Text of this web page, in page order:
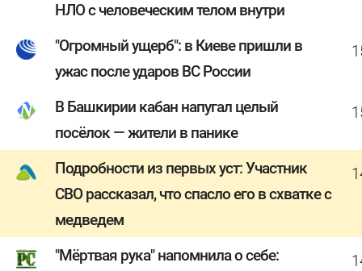
НЛО с человеческим телом внутри
"Огромный ущерб": в Киеве пришли в
ужас после ударов ВС России
В Башкирии кабан напугал целый
посёлок — жители в панике
Подробности из первых уст: Участник
СВО рассказал, что спасло его в схватке с
медведем
"Мёртвая рука" напомнила о себе: